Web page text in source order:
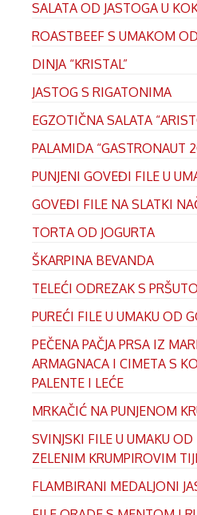
SALATA OD JASTOGA U
ROASTBEEF S UMAKOM
DINJA “KRISTAL”
JASTOG S RIGATONIMA
EGZOTIČNA SALATA
PALAMIDA “GASTRONAUT
PUNJENI GOVEĐI FILE U
GOVEĐI FILE NA SLATKI
TORTA OD JOGURTA
ŠKARPINA BEVANDA
TELEĆI ODREZAK S
PUREĆI FILE U UMAKU OD
PEČENA PAČJA PRSA IZ
ARMAGNACA I CIMETA S
PALENTE I LEĆE
MRKAČIĆ NA PUNJENOM
SVINJSKI FILE U UMAKU
ZELENIM KRUMPIROVIM
FLAMBIRANI MEDALJONI